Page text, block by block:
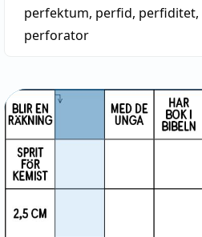
perfektum, perfid, perfiditet,
perforator